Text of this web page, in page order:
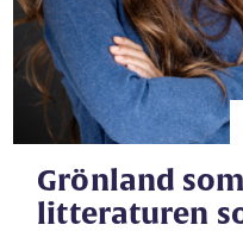
Grönland
litteraturen